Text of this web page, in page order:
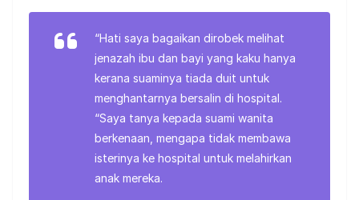
“Hati saya bagaikan dirobek melihat
jenazah ibu dan bayi yang kaku hanya
kerana suaminya tiada duit untuk
menghantarnya bersalin di hospital.
“Saya tanya kepada suami wanita
berkenaan, mengapa tidak membawa
isterinya ke hospital untuk melahirkan
anak mereka.